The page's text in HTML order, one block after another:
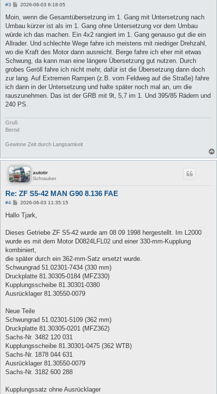
#3
B
i
t
r
a
2026-06-03 6:18:05
Moin, wenn die Gesamtübersetzung im 1. Gang mit Untersetzung nach
Umbau kürzer ist als im 1. Gang ohne Untersetzung vor dem Umbau
würde ich das machen. Ein 4x2 rangiert im 1. Gang genauso gut die ein
Allrader. Und schlechte Wege fahre ich meistens mit niedriger Drehzahl,
wo die Kraft des Motor dann ausreicht. Berge fahre ich eher mit etwas
Schwung, da kann man eine längere Übersetzung gut nutzen. Durch
grobes Geröll fahre ich nicht mehr, dafür ist die Übersetzung dann doch
zur lang. Auf Extremen Rampen (z.B. vom Feldweg auf die Straße) fahre
ich dann in der Untersetzung und halte später noch mal an, um die
rauszunehmen. Das ist der GRB mit 9t, 5,7 im 1. Und 395/85 Rädern und
240 PS.
Gruß
Bernd
Gewinne Zeit durch Langsamkeit
autotir
Schrauber
Re: ZF S5-42 MAN G90 8.136 FAE
#4
B
i
a
2026-06-03 11:35:15
Hallo Tjark,
Dieses Getriebe ZF S5-42 wurde am 08 09 1998 hergestellt. Im L2000
wurde es mit dem Motor D0824LFL02 und einer 330-mm-Kupplung
kombiniert,
die später durch ein 362-mm-Satz ersetzt wurde.
Schwungrad 51.02301-7434 (330 mm)
Druckplatte 81.30305-0184 (MFZ330)
Kupplungsscheibe 81.30301-0380
Ausrücklager 81.30550-0079
Neue Teile
Schwungrad 51.02301-5109 (362 mm)
Druckplatte 81.30305-0201 (MFZ362)
Sachs-Nr. 3482 120 031
Kupplungsscheibe 81.30301-0475 (362 WTB)
Sachs-Nr. 1878 044 631
Ausrücklager 81.30550-0079
Sachs-Nr. 3182 600 288
Kupplungssatz ohne Ausrücklager